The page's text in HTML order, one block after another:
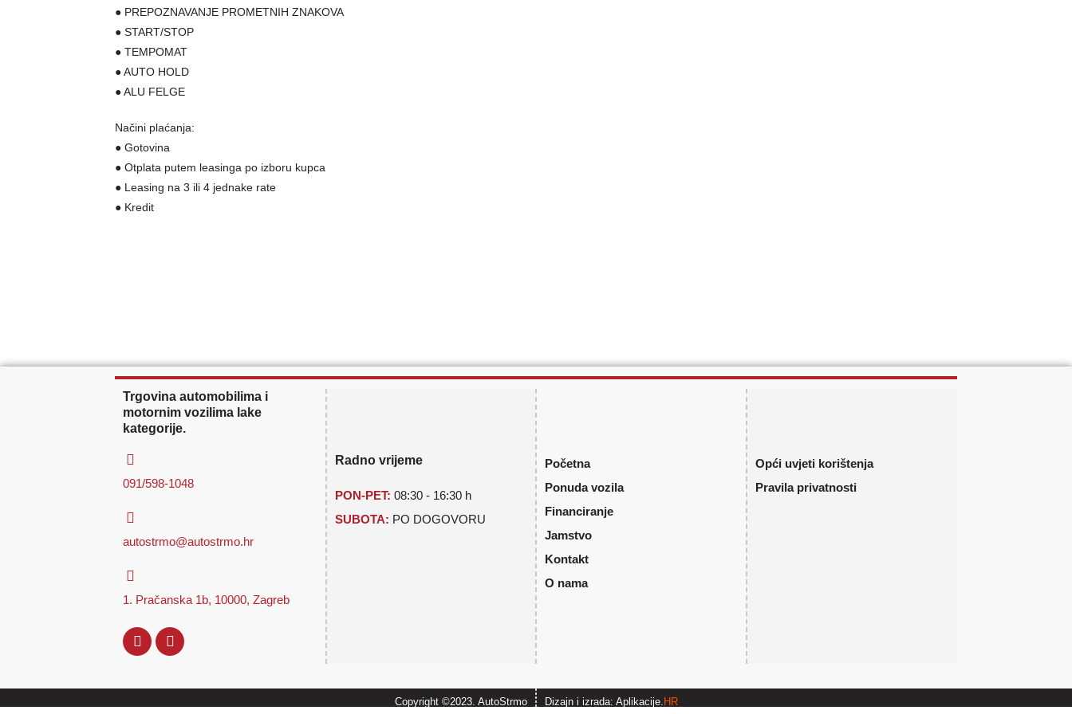
● PREPOZNAVANJE PROMETNIH ZNAKOVA
● START/STOP
● TEMPOMAT
● AUTO HOLD
● ALU FELGE
Načini plaćanja:
● Gotovina
● Otplata putem leasinga po izboru kupca
● Leasing na 3 ili 4 jednake rate
● Kredit
Trgovina automobilima i
motornim vozilima lake
kategorije.
091/598-1048
autostrmo@autostrmo.hr
1. Pračanska 1b, 10000, Zagreb
Radno vrijeme
PON-PET:08:30 - 16:30 h
SUBOTA: PO DOGOVORU
Početna
Ponuda vozila
Financiranje
Jamstvo
Kontakt
O nama
Opći uvjeti korištenja
Pravila privatnosti
Copyright ©2023. AutoStrmo Dizajn i izrada: Aplikacije. HR